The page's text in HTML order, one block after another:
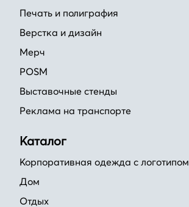
Печать и полиграфия
Верстка и дизайн
Мерч
POSM
Выставочные стенды
Реклама на транспорте
Каталог
Корпоративная одежда с логотипом
Дом
Отдых